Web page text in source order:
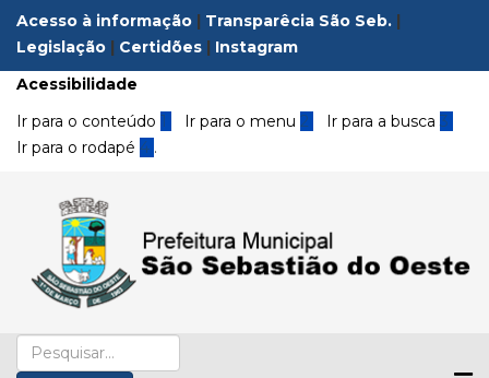
Acesso à informação | Transparêcia São Seb. |
Legislação | Certidões | Instagram
Acessibilidade
Ir para o conteúdo 1 Ir para o menu 2 Ir para a busca3
Ir para o rodapé 4 .